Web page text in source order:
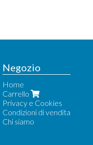
Negozio
Home
Carrello
Privacy e Cookies
Condizioni di vendita
Chi siamo